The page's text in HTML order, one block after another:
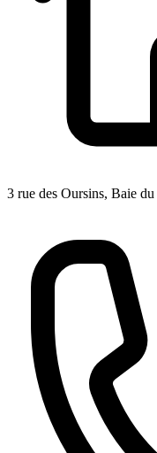
3 rue des Oursins, Baie